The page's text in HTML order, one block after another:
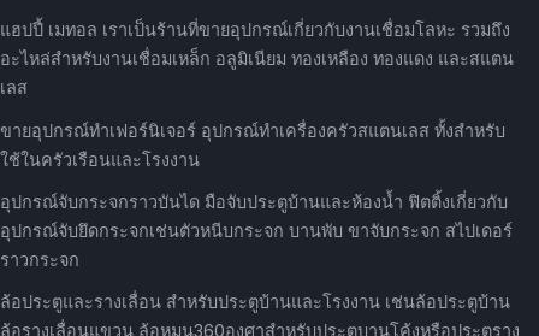
แฮปปี้ เมทอล เราเป็นร้านที่ขายอุปกรณ์เกี่ยวกับงานเชื่อมโลหะ รวมถึง
อะไหล่สำหรับงานเชื่อมเหล็ก อลูมิเนียม ทองเหลือง ทองแดง และสแตน
เลส
ขายอุปกรณ์ทำเฟอร์นิเจอร์ อุปกรณ์ทำเครื่องครัวสแตนเลส ทั้งสำหรับ
ใช้ในครัวเรือนและโรงงาน
อุปกรณ์จับกระจกราวบันได มือจับประตูบ้านและห้องน้ำ ฟิตติ้งเกี่ยวกับ
อุปกรณ์จับยึดกระจกเช่นตัวหนีบกระจก บานพับ ขาจับกระจก สไปเดอร์
ราวกระจก
ล้อประตูและรางเลื่อน สำหรับประตูบ้านและโรงงาน เช่นล้อประตูบ้าน
ล้อรางเลื่อนแขวน ล้อหมุน360องศาสำหรับประตูบานโค้งหรือประตูราง